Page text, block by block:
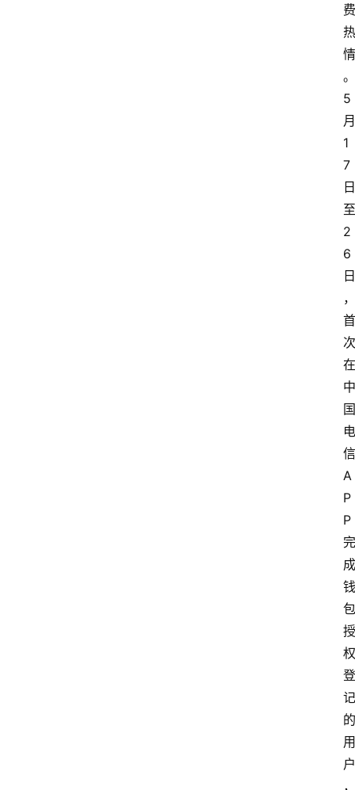
费
热
情
。
5
月
1
7
日
至
2
6
日
，
首
次
在
中
国
电
信
A
P
P
完
成
钱
包
授
权
登
记
的
用
户
，